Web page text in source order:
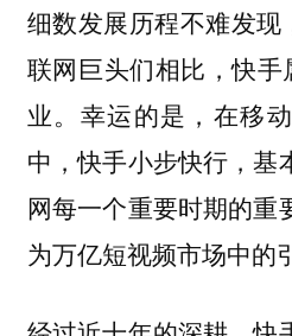
细数发展历程不难发现
联网巨头们相比，快手
业。幸运的是，在移
中，快手小步快行，基
网每一个重要时期的重
为万亿短视频市场中的